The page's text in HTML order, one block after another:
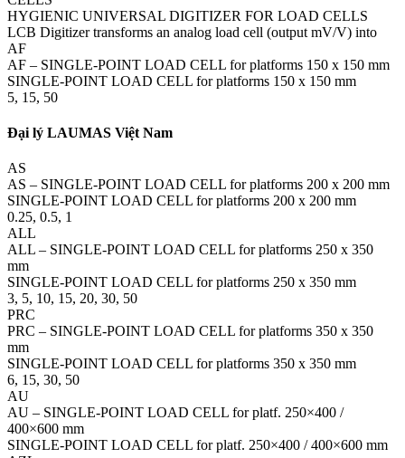
HYGIENIC UNIVERSAL DIGITIZER FOR LOAD CELLS
LCB Digitizer transforms an analog load cell (output mV/V) into
AF
AF – SINGLE-POINT LOAD CELL for platforms 150 x 150 mm
SINGLE-POINT LOAD CELL for platforms 150 x 150 mm
5, 15, 50
Đại lý LAUMAS Việt Nam
AS
AS – SINGLE-POINT LOAD CELL for platforms 200 x 200 mm
SINGLE-POINT LOAD CELL for platforms 200 x 200 mm
0.25, 0.5, 1
ALL
ALL – SINGLE-POINT LOAD CELL for platforms 250 x 350
mm
SINGLE-POINT LOAD CELL for platforms 250 x 350 mm
3, 5, 10, 15, 20, 30, 50
PRC
PRC – SINGLE-POINT LOAD CELL for platforms 350 x 350
mm
SINGLE-POINT LOAD CELL for platforms 350 x 350 mm
6, 15, 30, 50
AU
AU – SINGLE-POINT LOAD CELL for platf. 250×400 /
400×600 mm
SINGLE-POINT LOAD CELL for platf. 250×400 / 400×600 mm